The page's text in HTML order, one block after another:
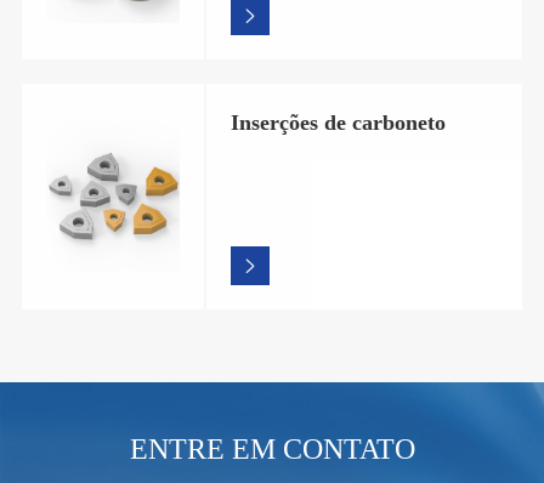

Inserções de carboneto

ENTRE EM CONTATO